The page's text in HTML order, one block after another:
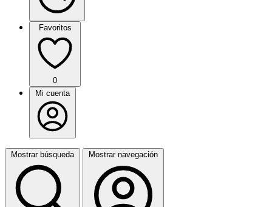
Favoritos
0
Mi cuenta
Mostrar búsqueda Mostrar navegación